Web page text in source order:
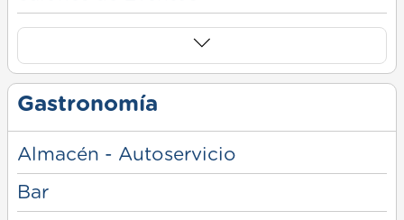
Gastronomía
Almacén - Autoservicio
Bar